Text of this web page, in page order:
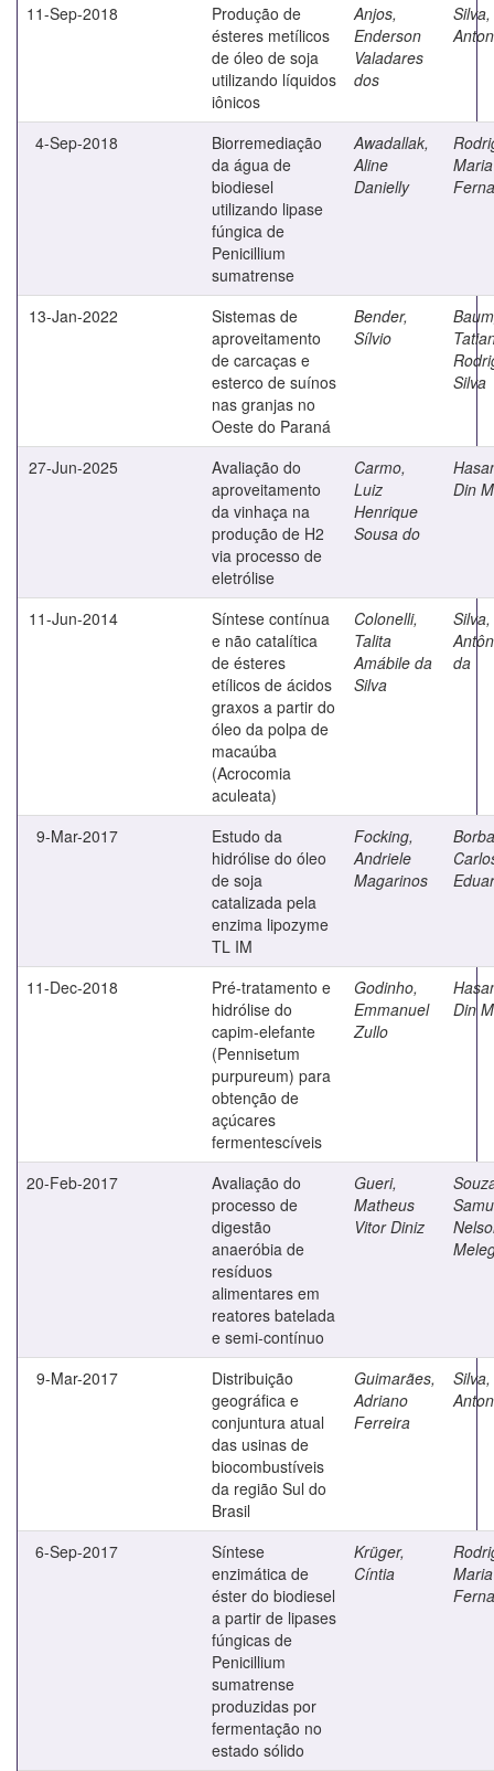
11-Sep-2018
Produção de
ésteres metílicos
de óleo de soja
utilizando líquidos
iônicos
Anjos,
Enderson
Valadares
dos
4-Sep-2018
Biorremediação
da água de
biodiesel
utilizando lipase
fúngica de
Penicillium
sumatrense
Awadallak,
Aline
Danielly
13-Jan-2022
Sistemas de
aproveitamento
de carcaças e
esterco de suínos
nas granjas no
Oeste do Paraná
Bender,
Sílvio
Silva
27-Jun-2025
Avaliação do
aproveitamento
da vinhaça na
produção de H2
via processo de
eletrólise
Carmo,
Luiz
Henrique
Sousa do
Din
11-Jun-2014
Síntese contínua
e não catalítica
de ésteres
etílicos de ácidos
graxos a partir do
óleo da polpa de
macaúba
(Acrocomia
aculeata)
Colonelli,
Talita
Amábile da
Silva
da
9-Mar-2017
Estudo da
hidrólise do óleo
de soja
catalizada pela
enzima lipozyme
TL IM
Focking,
Andriele
Magarinos
11-Dec-2018
Pré-tratamento e
hidrólise do
capim-elefante
(Pennisetum
purpureum) para
obtenção de
açúcares
fermentescíveis
Godinho,
Emmanuel
Zullo
Din
20-Feb-2017
Avaliação do
processo de
digestão
anaeróbia de
resíduos
alimentares em
reatores batelada
e semi-contínuo
Gueri,
Matheus
Vitor Diniz
9-Mar-2017
Distribuição
geográfica e
conjuntura atual
das usinas de
biocombustíveis
da região Sul do
Brasil
Guimarães,
Adriano
Ferreira
6-Sep-2017
Síntese
enzimática de
éster do biodiesel
a partir de lipases
fúngicas de
Penicillium
sumatrense
produzidas por
fermentação no
estado sólido
Krüger,
Cíntia